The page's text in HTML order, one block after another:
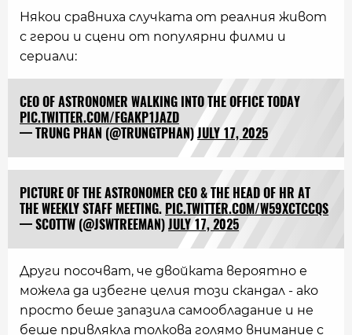
Някои сравниха случката от реалния живот
с герои и сцени от популярни филми и
сериали:
CEO OF ASTRONOMER WALKING INTO THE OFFICE TODAY
PIC.TWITTER.COM/FGAKP1JAZD
— TRUNG PHAN (@TRUNGTPHAN)JULY 17, 2025
PICTURE OF THE ASTRONOMER CEO & THE HEAD OF HR AT
THE WEEKLY STAFF MEETING. PIC.TWITTER.COM/W59XCTCCQS
— SCOTTW (@JSWTREEMAN)JULY 17, 2025
Други посочват, че двойката вероятно е
можела да избегне целия този скандал - ако
просто беше запазила самообладание и не
беше привлякла толкова голямо внимание с